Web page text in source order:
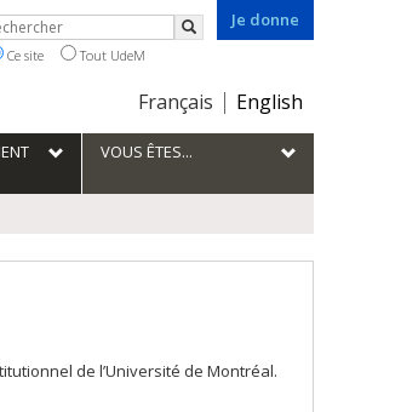
Je donne
Choix
la
langue
Français English
Rechercher
Ce site Tout UdeM
VOUS ÊTES...
de l’Université de Montréal.